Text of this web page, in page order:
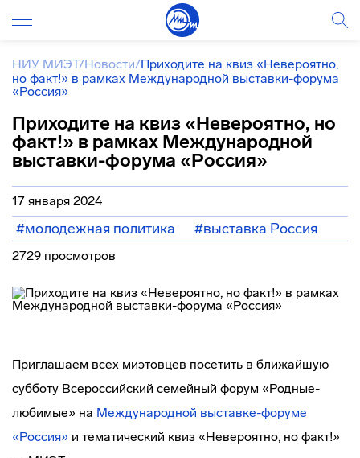
НИУ МИЭТ/Новости/Приходите на квиз «Невероятно,
но факт!» в рамках Международной выставки-форума
«Россия»
Приходите на квиз «Невероятно, но
факт!» в рамках Международной
выставки-форума «Россия»
17 января 2024
#молодежная политика #выставка Россия
2729 просмотров
Приглашаем всех миэтовцев посетить в ближайшую
субботу Всероссийский семейный форум «Родные-
любимые» на Международной выставке-форуме
«Россия» и тематический квиз «Невероятно, но факт!»